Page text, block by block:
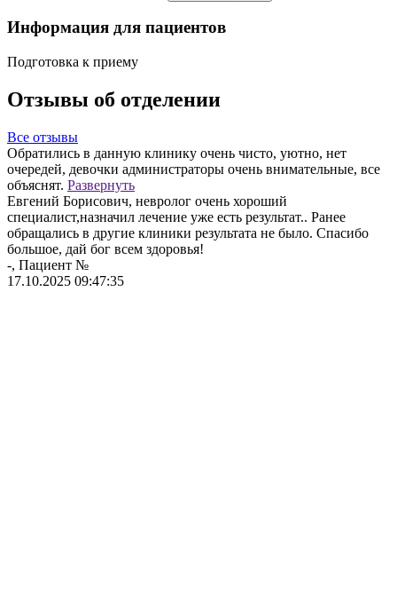
Информация для пациентов
Подготовка к приему
Отзывы об отделении
Все отзывы
Обратились в данную клинику очень чисто, уютно, нет
очередей, девочки администраторы очень внимательные, все
объяснят. Развернуть
Евгений Борисович, невролог очень хороший
специалист,назначил лечение уже есть результат.. Ранее
обращались в другие клиники результата не было. Спасибо
большое, дай бог всем здоровья!
-, Пациент №
17.10.2025 09:47:35